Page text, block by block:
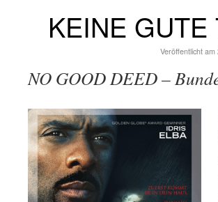
KEINE GUTE
Veröffentlicht am
NO GOOD DEED –